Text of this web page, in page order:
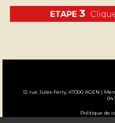
ETAPE 3
12 rue Jules-Ferry, 47000 AGEN |
04
Politique de